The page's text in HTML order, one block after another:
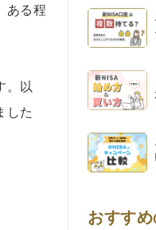
ある程
。以
した
おすす